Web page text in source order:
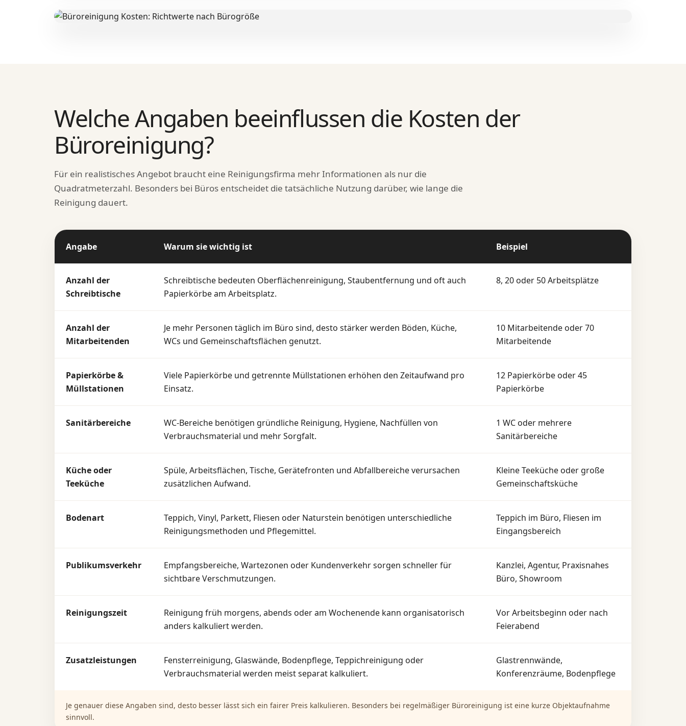
Welche Angaben beeinflussen die Kosten der
Büroreinigung?
Für ein realistisches Angebot braucht eine Reinigungsfirma mehr Informationen als nur die
Quadratmeterzahl. Besonders bei Büros entscheidet die tatsächliche Nutzung darüber, wie lange die
Reinigung dauert.
Angabe Warum sie wichtig ist Beispiel
Anzahl der
Schreibtische
Schreibtische bedeuten Oberflächenreinigung, Staubentfernung und oft auch
Papierkörbe am Arbeitsplatz.
8, 20 oder 50 Arbeitsplätze
Anzahl der
Mitarbeitenden
Je mehr Personen täglich im Büro sind, desto stärker werden Böden, Küche,
WCs und Gemeinschaftsflächen genutzt.
10 Mitarbeitende oder 70
Mitarbeitende
Papierkörbe &
Müllstationen
Viele Papierkörbe und getrennte Müllstationen erhöhen den Zeitaufwand pro
Einsatz.
12 Papierkörbe oder 45
Papierkörbe
Sanitärbereiche
WC-Bereiche benötigen gründliche Reinigung, Hygiene, Nachfüllen von
Verbrauchsmaterial und mehr Sorgfalt.
1 WC oder mehrere
Sanitärbereiche
Küche oder
Teeküche
Spüle, Arbeitsflächen, Tische, Gerätefronten und Abfallbereiche verursachen
zusätzlichen Aufwand.
Kleine Teeküche oder große
Gemeinschaftsküche
Bodenart
Teppich, Vinyl, Parkett, Fliesen oder Naturstein benötigen unterschiedliche
Reinigungsmethoden und Pflegemittel.
Teppich im Büro, Fliesen im
Eingangsbereich
Publikumsverkehr
Empfangsbereiche, Wartezonen oder Kundenverkehr sorgen schneller für
sichtbare Verschmutzungen.
Kanzlei, Agentur, Praxisnahes
Büro, Showroom
Reinigungszeit
Reinigung früh morgens, abends oder am Wochenende kann organisatorisch
anders kalkuliert werden.
Vor Arbeitsbeginn oder nach
Feierabend
Zusatzleistungen
Fensterreinigung, Glaswände, Bodenpflege, Teppichreinigung oder
Verbrauchsmaterial werden meist separat kalkuliert.
Glastrennwände,
Konferenzräume, Bodenpflege
Je genauer diese Angaben sind, desto besser lässt sich ein fairer Preis kalkulieren. Besonders bei regelmäßiger Büroreinigung ist eine kurze Objektaufnahme
sinnvoll.